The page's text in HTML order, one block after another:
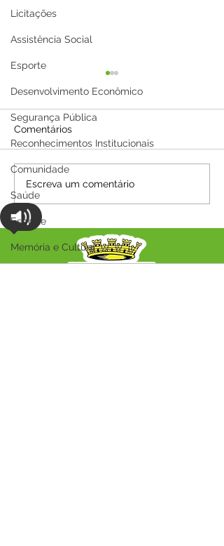
Licitações
Assistência Social
Esporte
Desenvolvimento Econômico
Segurança Pública
Reconhecimentos Institucionais
Comunidade
Saúde
Esporte
Memória e Cultura
Parabéns, Acre! 64 anos
de conquistas e
esperança
Comentários
Escreva um comentário